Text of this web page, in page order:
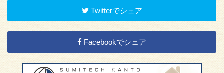
Twitterでシェア
Facebookでシェア